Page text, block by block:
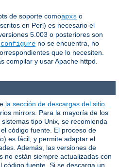
de soporte comoapxs o
en Perl) es necesario el
5.003 o posteriores son
configure no se encuentra, no
que lo necesiten.
compilar y usar Apache httpd.
la sección de descargas del sitio
mirrors. Para la mayoría de los
tipo Unix, se recomienda
código fuente. El proceso de
es fácil, y permite adaptar el
Además, las versiones de
no están siempre actualizadas con
código fuente. Si se descarga un